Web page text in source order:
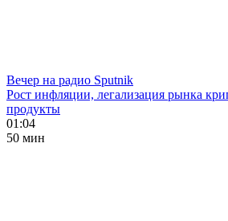
Вечер на радио Sputnik
Рост инфляции, легализация рынка
продукты
01:04
50 мин